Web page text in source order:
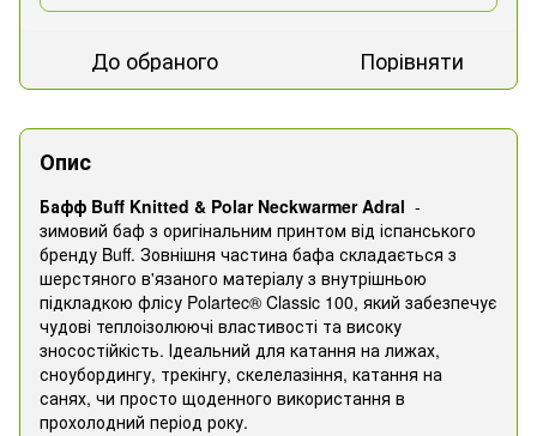
До обраного Порівняти
Опис
Бафф Buff Knitted & Polar Neckwarmer Adral -
зимовий баф з оригінальним принтом від іспанського
бренду Buff. Зовнішня частина бафа складається з
шерстяного в'язаного матеріалу з внутрішньою
підкладкою флісу Polartec® Classic 100, який забезпечує
чудові теплоізолюючі властивості та високу
зносостійкість. Ідеальний для катання на лижах,
сноубордингу, трекінгу, скелелазіння, катання на
санях, чи просто щоденного використання в
прохолодний період року.